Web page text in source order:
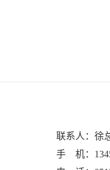
联系人：徐
手 机：